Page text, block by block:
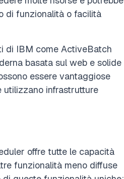
di funzionalità o facilità
di IBM come ActiveBatch
basata sul web e solide
essere vantaggiose
utilizzano infrastrutture
offre tutte le capacità
funzionalità meno diffuse